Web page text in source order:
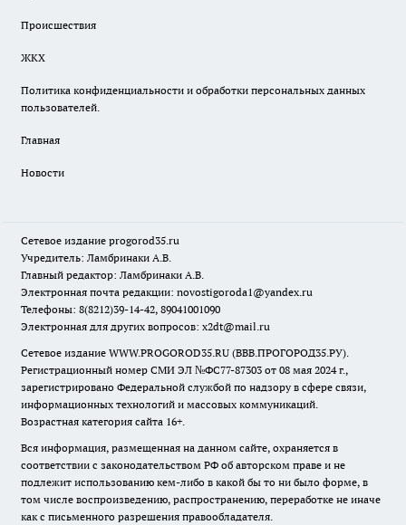
Происшествия
ЖКХ
Политика конфиденциальности и обработки персональных данных
пользователей.
Главная
Новости
Сетевое издание progorod35.ru
Учредитель: Ламбринаки А.В.
Главный редактор: Ламбринаки А.В.
Электронная почта редакции: novostigoroda1@yandex.ru
Телефоны: 8(8212)39-14-42, 89041001090
Электронная для других вопросов: x2dt@mail.ru
Сетевое издание WWW.PROGOROD35.RU (ВВВ.ПРОГОРОД35.РУ).
Регистрационный номер СМИ ЭЛ №ФС77-87303 от 08 мая 2024 г.,
зарегистрировано Федеральной службой по надзору в сфере связи,
информационных технологий и массовых коммуникаций.
Возрастная категория сайта 16+.
Вся информация, размещенная на данном сайте, охраняется в
соответствии с законодательством РФ об авторском праве и не
подлежит использованию кем-либо в какой бы то ни было форме, в
том числе воспроизведению, распространению, переработке не иначе
как с письменного разрешения правообладателя.